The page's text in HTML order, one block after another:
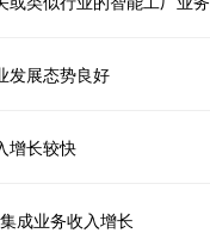
发展态势良好
增长较快
成业务收入增长